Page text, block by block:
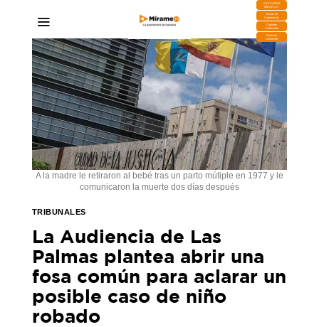
DESCARGA
MIRAPLAY
Buzón de
Sugerencias
Contratar
Publicidad
Contacto
Comercial
A la madre le retiraron al bebé tras un parto mútiple en 1977 y le
comunicaron la muerte dos días después
TRIBUNALES
La Audiencia de Las
Palmas plantea abrir una
fosa común para aclarar un
posible caso de niño
robado